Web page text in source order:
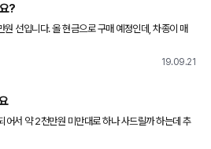
?
선입니다. 올 현금으로 구매 예정인데, 차종이 매
구걸(?)해볼 생각입니다. 어떤 차종이 괜찮을까요?
19.09.21
트